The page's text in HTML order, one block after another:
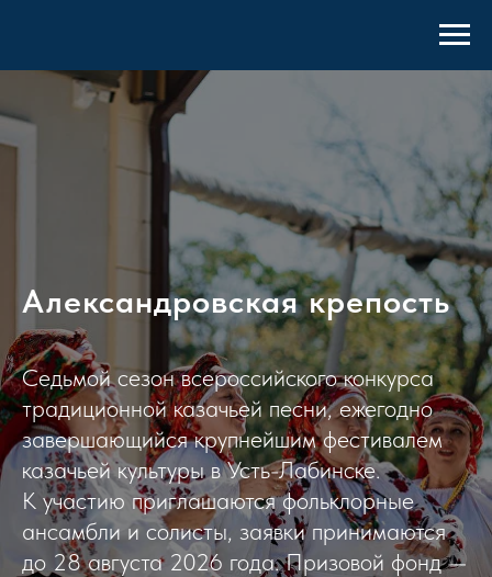
Александровская крепость
Седьмой сезон всероссийского конкурса
традиционной казачьей песни, ежегодно
завершающийся крупнейшим фестивалем
казачьей культуры в Усть-Лабинске.
К участию приглашаются фольклорные
ансамбли и солисты, заявки принимаются
до 28 августа 2026 года. Призовой фонд —